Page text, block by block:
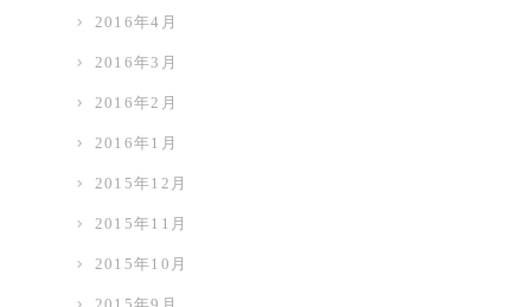
2016年4月
2016年3月
2016年2月
2016年1月
2015年12月
2015年11月
2015年10月